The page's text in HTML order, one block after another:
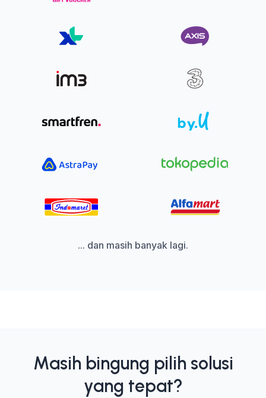
... dan masih banyak lagi.
Masih bingung pilih solusi
yang tepat?